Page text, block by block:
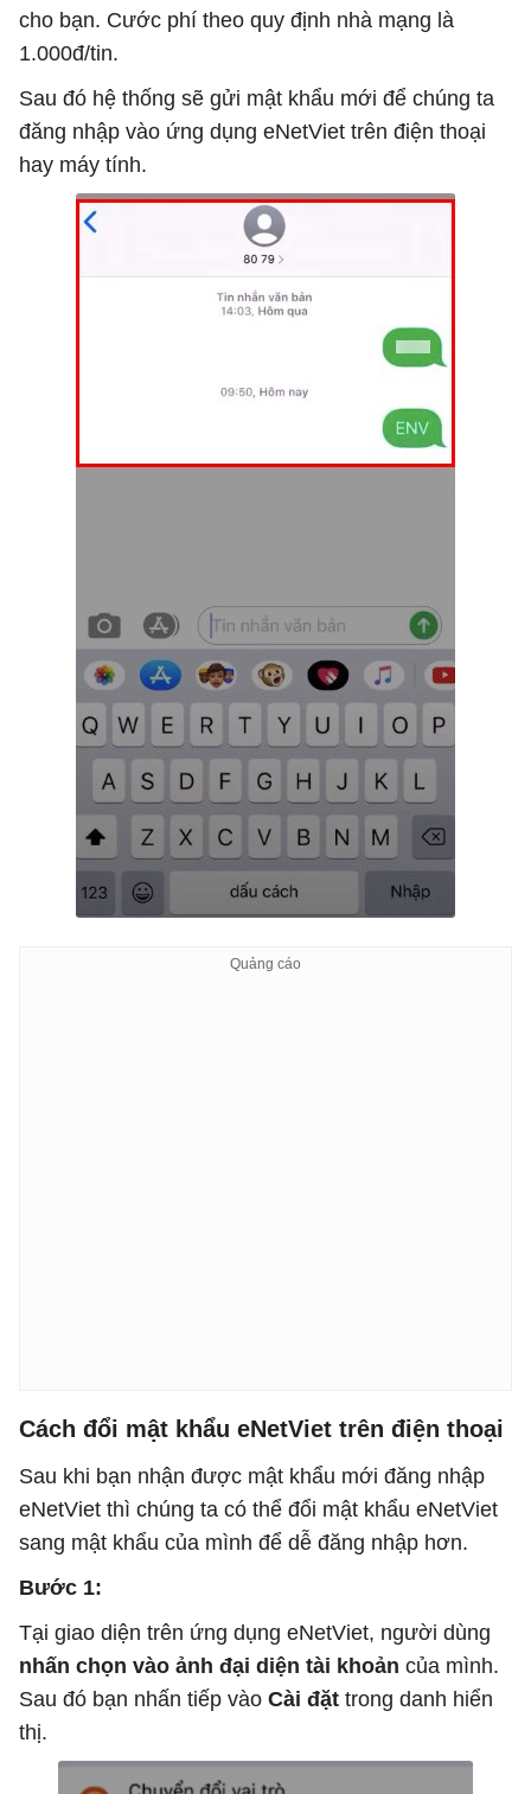
cho bạn. Cước phí theo quy định nhà mạng là
1.000đ/tin.
Sau đó hệ thống sẽ gửi mật khẩu mới để chúng ta
đăng nhập vào ứng dụng eNetViet trên điện thoại
hay máy tính.
Cách đổi mật khẩu eNetViet trên điện thoại
Sau khi bạn nhận được mật khẩu mới đăng nhập
eNetViet thì chúng ta có thể đổi mật khẩu eNetViet
sang mật khẩu của mình để dễ đăng nhập hơn.
Bước 1:
Tại giao diện trên ứng dụng eNetViet, người dùng
nhấn chọn vào ảnh đại diện tài khoản của mình.
Sau đó bạn nhấn tiếp vào Cài đặt trong danh hiển
thị.